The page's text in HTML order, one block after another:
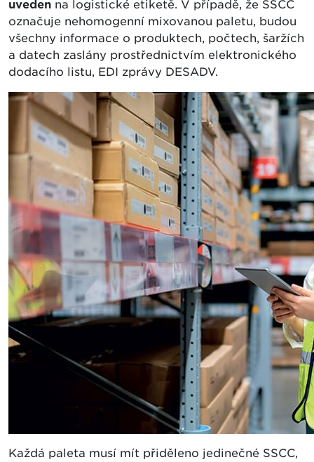
uveden na logistické etiketě. V případě, že SSCC
označuje nehomogenní mixovanou paletu, budou
všechny informace o produktech, počtech, šaržích
a datech zaslány prostřednictvím elektronického
dodacího listu, EDI zprávy DESADV.
Každá paleta musí mít přiděleno jedinečné SSCC,